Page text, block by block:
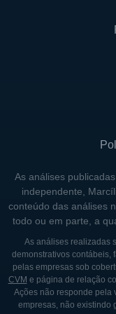
considera
que se
e valores.
realizadas
para a
LINHAS DE
As linhas de
podem
desde
dependendo
e do mercado
sua
adapte
As análises
independente,
conteúdo das análises
todo ou em parte, a
As análises realizadas
demonstrativos contábeis,
pelas empresas sob
CVM e página de relação
Ações não responde pela
empresas, não existindo